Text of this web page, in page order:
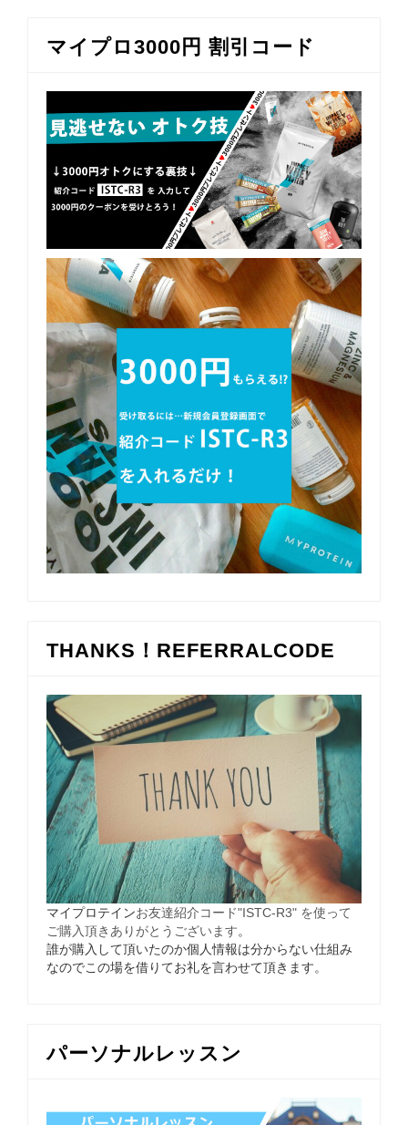
マイプロ3000円 割引コード
THANKS！REFERRALCODE
マイプロテインお友達紹介コード"ISTC-R3" を使って
ご購入頂きありがとうございます。
誰が購入して頂いたのか個人情報は分からない仕組み
なのでこの場を借りてお礼を言わせて頂きます。
パーソナルレッスン